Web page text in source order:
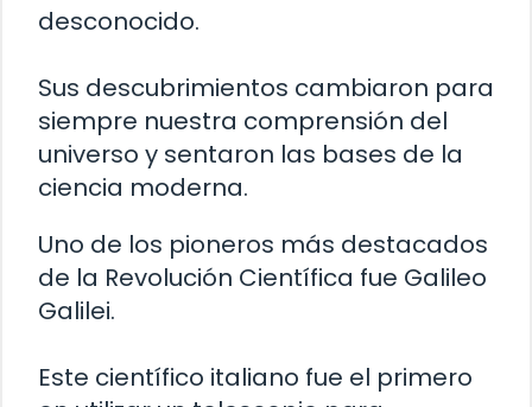
desconocido.
Sus descubrimientos cambiaron para
siempre nuestra comprensión del
universo y sentaron las bases de la
ciencia moderna.
Uno de los pioneros más destacados
de la Revolución Científica fue Galileo
Galilei.
Este científico italiano fue el primero